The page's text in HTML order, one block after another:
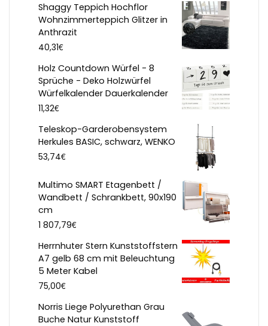
Shaggy Teppich Hochflor
Wohnzimmerteppich Glitzer in
Anthrazit
40,31€
Holz Countdown Würfel - 8
Sprüche - Deko Holzwürfel
Würfelkalender Dauerkalender
11,32€
Teleskop-Garderobensystem
Herkules BASIC, schwarz, WENKO
53,74€
Multimo SMART Etagenbett /
Wandbett / Schrankbett, 90x190
cm
1 807,79€
Herrnhuter Stern Kunststoffstern
A7 gelb 68 cm mit Beleuchtung
5 Meter Kabel
75,00€
Norris Liege Polyurethan Grau
Buche Natur Kunststoff